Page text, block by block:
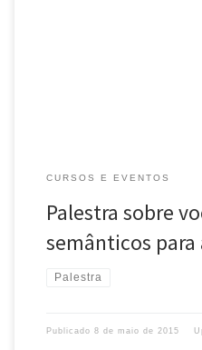
CURSOS E EVENTOS
Palestra sobre
semânticos para
Palestra
Publicado 8 de maio de 2015